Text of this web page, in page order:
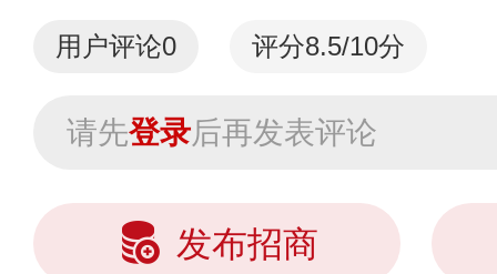
用户评论0 评分8.5/10分
请先登录后再发表评论
发布招商